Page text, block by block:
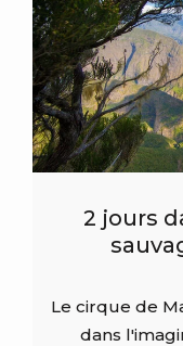
2 jours
Le cirque de
dans